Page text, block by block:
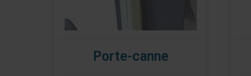
Porte-canne